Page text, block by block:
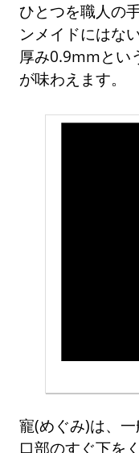
ひとつを職人の
ンメイドにはな
厚み0.9mmとい
が味わえます。
寵(めぐみ)は、
口部のすぐ下を